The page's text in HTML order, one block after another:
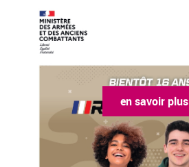
en savoir plus